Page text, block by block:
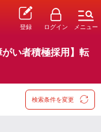
登録 ログイン メニュー
がい者積極採用】転
検索条件を変更